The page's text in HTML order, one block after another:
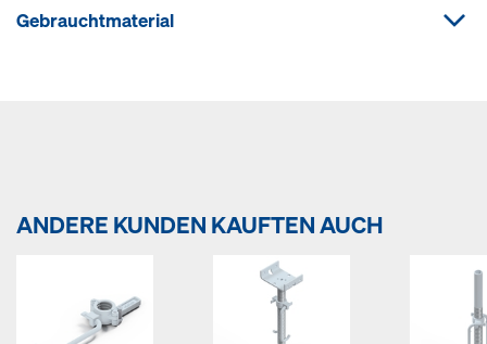
Gebrauchtmaterial
ANDERE KUNDEN KAUFTEN AUCH